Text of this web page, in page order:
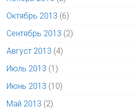
Октябрь 2013 (6)
Сентябрь 2013 (2)
Август 2013 (4)
Июль 2013 (1)
Июнь 2013 (10)
Май 2013 (2)